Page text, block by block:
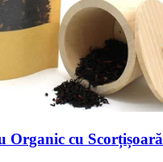
Organic cu Scorțișoară